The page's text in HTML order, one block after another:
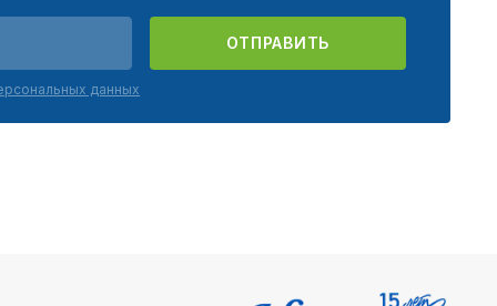
ОТПРАВИТЬ
данных